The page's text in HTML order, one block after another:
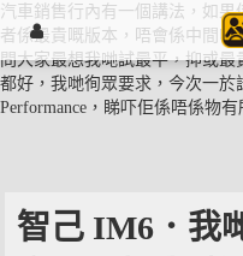
汽車銷售行內有一個講法，如
者係最貴嘅版本，唔會係中間
問大家最想我哋試最平，抑或
都好，我哋徇眾要求，今次一
Performance，睇吓佢係唔係物
智己 IM6．我